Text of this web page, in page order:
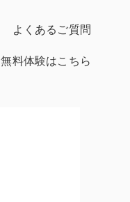
よくあるご質問
無料体験はこちら